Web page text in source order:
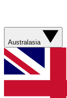
Australasia